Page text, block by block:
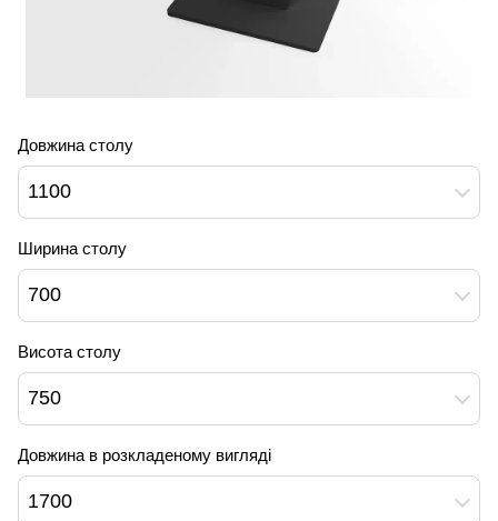
Довжина столу
1100
Ширина столу
700
Висота столу
750
Довжина в розкладеному вигляді
1700